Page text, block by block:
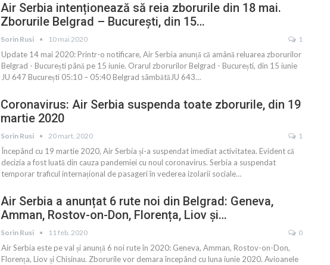
Air Serbia intenționează să reia zborurile din 18 mai.
Zborurile Belgrad – București, din 15…
Sorin Rusi 10 mai 2020 1
Update 14 mai 2020: Printr-o notificare, Air Serbia anunță că amână reluarea zborurilor
Belgrad - București până pe 15 iunie. Orarul zborurilor Belgrad - București, din 15 iunie
JU 647 București 05:10 – 05:40 Belgrad sâmbătăJU 643…
Coronavirus: Air Serbia suspenda toate zborurile, din 19
martie 2020
Sorin Rusi 20 mart. 2020 1
Începând cu 19 martie 2020, Air Serbia și-a suspendat imediat activitatea. Evident că
decizia a fost luată din cauza pandemiei cu noul coronavirus. Serbia a suspendat
temporar traficul internațional de pasageri în vederea izolarii sociale…
Air Serbia a anunțat 6 rute noi din Belgrad: Geneva,
Amman, Rostov-on-Don, Florența, Liov și…
Sorin Rusi 11 feb. 2020 0
Air Serbia este pe val și anunță 6 noi rute în 2020: Geneva, Amman, Rostov-on-Don,
Florența, Liov și Chisinau. Zborurile vor demara începând cu luna iunie 2020. Avioanele